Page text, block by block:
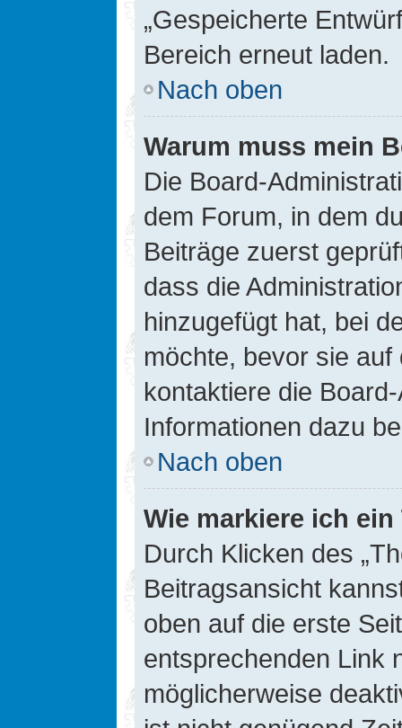
„Gespeicherte
Bereich erneut laden.
Nach oben
Warum muss mein
Die Board-
dem Forum, in dem
Beiträge zuerst
dass die
hinzugefügt hat, bei
möchte, bevor sie
kontaktiere die
Informationen dazu
Nach oben
Wie markiere ich
Durch Klicken des
Beitragsansicht
oben auf die erste
entsprechenden Link
möglicherweise